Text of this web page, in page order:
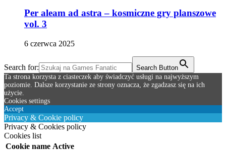
Per aleam ad astra – kosmiczne gry planszowe
vol. 3
6 czerwca 2025
Search for:
Search Button
Ta strona korzysta z ciasteczek aby świadczyć usługi na najwyższym
poziomie. Dalsze korzystanie ze strony oznacza, że zgadzasz się na ich
użycie.
Cookies settings
Accept
Privacy & Cookie policy
Privacy & Cookies policy
Cookies list
Cookie name Active